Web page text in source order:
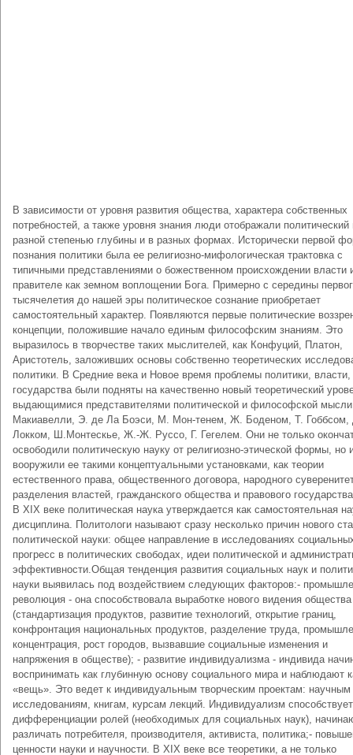
В зависимости от уровня развития общества, характера собственных
потребностей, а также уровня знания люди отображали
разной степенью глубины и в разных формах. Исторически первой
познания политики была ее религиозно-мифологическая трактовка с
типичными представлениями о божественном происхождении власти
правителе как земном воплощении Бога. Примерно с середины
тысячелетия до нашей эры политическое сознание приобретает
самостоятельный характер. Появляются первые политические
концепции, положившие начало единым философским знаниям. Это
выразилось в творчестве таких мыслителей, как Конфуций, Платон,
Аристотель, заложивших основы собственно теоретических
политики. В Средние века и Новое время проблемы политики, власти,
государства были подняты на качественно новый теоретический
выдающимися представителями политической и философской
Макиавелли, Э. де Ла Боэси, М. Мон-тенем, Ж. Боденом, Т.
Локком, Ш.Монтескье, Ж.-Ж. Руссо, Г. Гегелем. Они не только
освободили политическую науку от религиозно-этической формы, но
вооружили ее такими концептуальными установками, как теории
естественного права, общественного договора, народного
разделения властей, гражданского общества и правового
В XIX веке политическая наука утверждается как самостоятельная
дисциплина. Политологи называют сразу несколько причин нового
политической науки: общее направление в исследованиях
прогресс в политических свободах, идеи политической и
эффективности.Общая тенденция развития социальных наук и
науки выявилась под воздействием следующих факторов:-
революция - она способствовала выработке нового видения общества
(стандартизация продуктов, развитие технологий, открытие границ,
конфронтация национальных продуктов, разделение труда,
концентрация, рост городов, вызвавшие социальные изменения и
напряжения в обществе); - развитие индивидуализма - индивида
воспринимать как глубинную основу социального мира и наблюдают
«вещь». Это ведет к индивидуальным творческим проектам: научным
исследованиям, книгам, курсам лекций. Индивидуализм способствует
дифференциации ролей (необходимых для социальных наук),
различать потребителя, производителя, активиста, политика;-
ценности науки и научности. В XIX веке все теоретики, а не только